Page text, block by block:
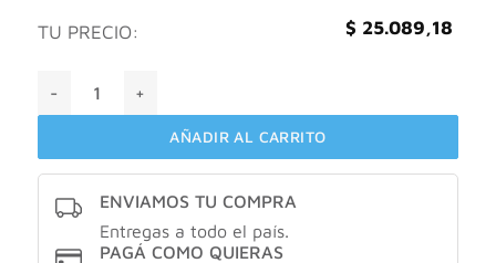
TU PRECIO: $ 25.089,18
AÑADIR AL CARRITO
ENVIAMOS TU COMPRA
Entregas a todo el país.
PAGÁ COMO QUIERAS